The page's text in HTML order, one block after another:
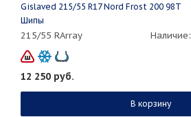
Gislaved 215/55 R17 Nord Frost 200 98T
Шипы
215/55 RArray Наличие:
12 250 руб.
В корзину